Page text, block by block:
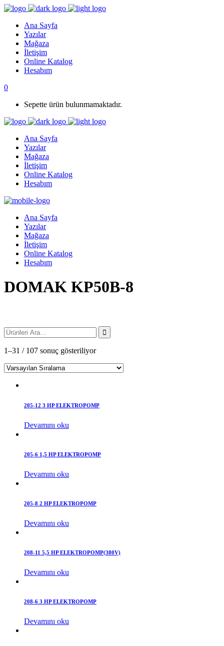
Ana Sayfa
Yazılar
Mağaza
İletişim
Online Katalog
Hesabım
0
Sepette ürün bulunmamaktadır.
Ana Sayfa
Yazılar
Mağaza
İletişim
Online Katalog
Hesabım
Ana Sayfa
Yazılar
Mağaza
İletişim
Online Katalog
Hesabım
DOMAK KP50B-8
1–31 / 107 sonuç gösteriliyor
205-12 3 HP ELEKTROPOMP
Devamını oku
205-6 1,5 HP ELEKTROPOMP
Devamını oku
205-8 2 HP ELEKTROPOMP
Devamını oku
208-11 5,5 HP ELEKTROPOMP(380V)
Devamını oku
208-6 3 HP ELEKTROPOMP
Devamını oku